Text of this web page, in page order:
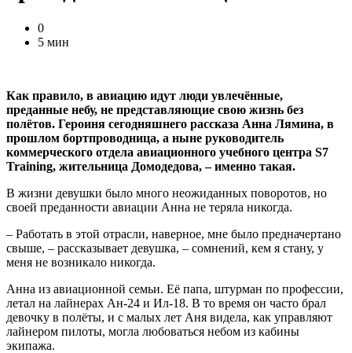
0
5 мин
Как правило, в авиацию идут люди увлечённые,
преданные небу, не представляющие свою жизнь без
полётов. Героиня сегодняшнего рассказа Анна Лямина, в
прошлом бортпроводница, а ныне руководитель
коммерческого отдела авиационного учебного центра S7
Training, жительница Домодедова, – именно такая.
В жизни девушки было много неожиданных поворотов, но
своей преданности авиации Анна не теряла никогда.
– Работать в этой отрасли, наверное, мне было предначертано
свыше, – рассказывает девушка, – сомнений, кем я стану, у
меня не возникало никогда.
Анна из авиационной семьи. Её папа, штурман по профессии,
летал на лайнерах Ан-24 и Ил-18. В то время он часто брал
девочку в полёты, и с малых лет Аня видела, как управляют
лайнером пилоты, могла любоваться небом из кабины
экипажа.